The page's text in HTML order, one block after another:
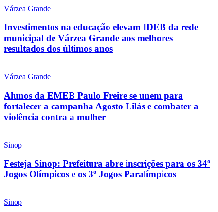
Várzea Grande
Investimentos na educação elevam IDEB da rede
municipal de Várzea Grande aos melhores
resultados dos últimos anos
Várzea Grande
Alunos da EMEB Paulo Freire se unem para
fortalecer a campanha Agosto Lilás e combater a
violência contra a mulher
Sinop
Festeja Sinop: Prefeitura abre inscrições para os 34º
Jogos Olímpicos e os 3º Jogos Paralímpicos
Sinop